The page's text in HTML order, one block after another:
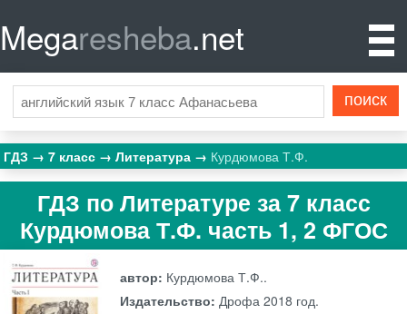
Megaresheba.net
ГДЗ 7 класс Литература Курдюмова Т.Ф.
ГДЗ по Литературе за 7 класс
Курдюмова Т.Ф. часть 1, 2 ФГОС
автор: Курдюмова Т.Ф..
Издательство:Дрофа 2018 год.